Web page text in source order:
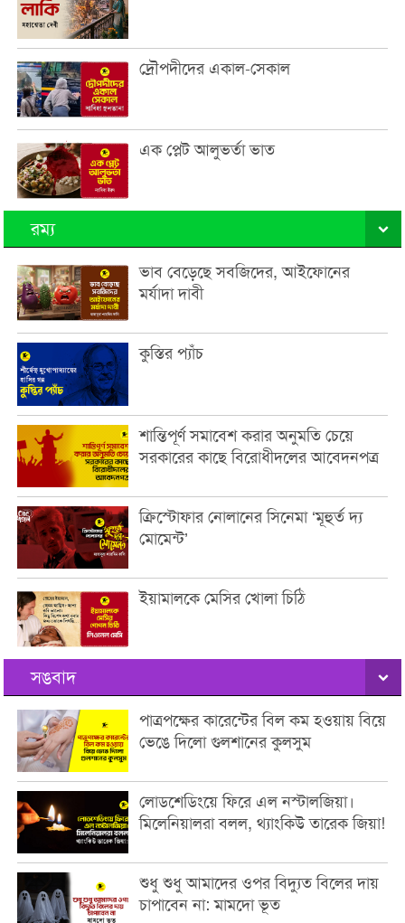
দ্রৌপদীদের একাল-সেকাল
এক প্লেট আলুভর্তা ভাত
রম্য
ভাব বেড়েছে সবজিদের, আইফোনের
মর্যাদা দাবী
কুস্তির প্যাঁচ
শান্তিপূর্ণ সমাবেশ করার অনুমতি চেয়ে
সরকারের কাছে বিরোধীদলের আবেদনপত্র
ক্রিস্টোফার নোলানের সিনেমা ‘মূহুর্ত দ্য
মোমেন্ট’
ইয়ামালকে মেসির খোলা চিঠি
সঙবাদ
পাত্রপক্ষের কারেন্টের বিল কম হওয়ায় বিয়ে
ভেঙে দিলো গুলশানের কুলসুম
লোডশেডিংয়ে ফিরে এল নস্টালজিয়া।
মিলেনিয়ালরা বলল, থ্যাংকিউ তারেক জিয়া!
শুধু শুধু আমাদের ওপর বিদ্যুত বিলের দায়
চাপাবেন না: মামদো ভূত